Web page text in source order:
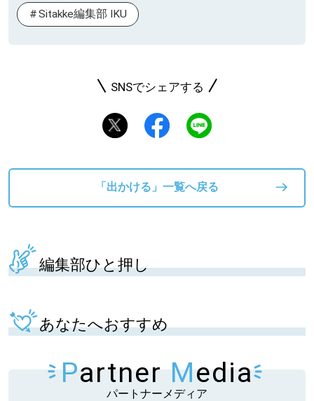
Sitakke編集部 IKU
SNSでシェアする
「出かける」一覧へ戻る
編集部ひと押し
あなたへおすすめ
Partner Media
パートナーメディア